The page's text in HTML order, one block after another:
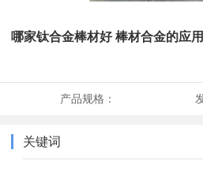
哪家钛合金棒材好 棒材合金的应用
产品规格：
关键词